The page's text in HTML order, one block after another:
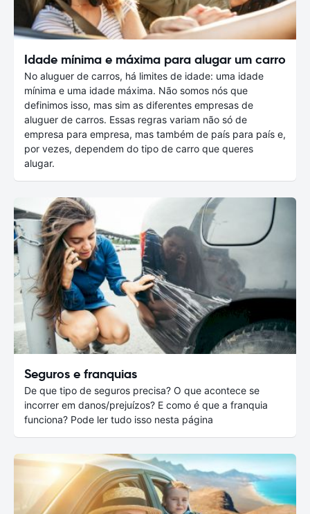
Idade mínima e máxima para alugar um carro
No aluguer de carros, há limites de idade: uma idade
mínima e uma idade máxima. Não somos nós que
definimos isso, mas sim as diferentes empresas de
aluguer de carros. Essas regras variam não só de
empresa para empresa, mas também de país para país e,
por vezes, dependem do tipo de carro que queres
alugar.
Seguros e franquias
De que tipo de seguros precisa? O que acontece se
incorrer em danos/prejuízos? E como é que a franquia
funciona? Pode ler tudo isso nesta página